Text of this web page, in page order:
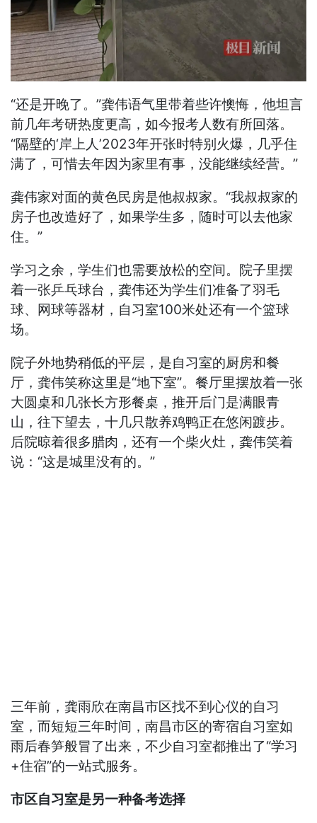
“还是开晚了。”龚伟语气里带着些许懊悔，他坦言
前几年考研热度更高，如今报考人数有所回落。
“隔壁的‘岸上人’2023年开张时特别火爆，几乎住
满了，可惜去年因为家里有事，没能继续经营。”
龚伟家对面的黄色民房是他叔叔家。“我叔叔家的
房子也改造好了，如果学生多，随时可以去他家
住。”
学习之余，学生们也需要放松的空间。院子里摆
着一张乒乓球台，龚伟还为学生们准备了羽毛
球、网球等器材，自习室100米处还有一个篮球
场。
院子外地势稍低的平层，是自习室的厨房和餐
厅，龚伟笑称这里是“地下室”。餐厅里摆放着一张
大圆桌和几张长方形餐桌，推开后门是满眼青
山，往下望去，十几只散养鸡鸭正在悠闲踱步。
后院晾着很多腊肉，还有一个柴火灶，龚伟笑着
说：“这是城里没有的。”
三年前，龚雨欣在南昌市区找不到心仪的自习
室，而短短三年时间，南昌市区的寄宿自习室如
雨后春笋般冒了出来，不少自习室都推出了“学习
+住宿”的一站式服务。
市区自习室是另一种备考选择